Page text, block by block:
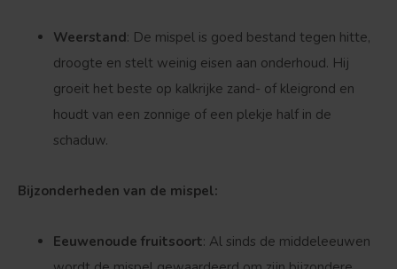
Weerstand: De mispel is goed bestand tegen hitte,
droogte en stelt weinig eisen aan onderhoud. Hij
groeit het beste op kalkrijke zand- of kleigrond en
houdt van een zonnige of een plekje half in de
schaduw.
Bijzonderheden van de mispel:
Eeuwenoude fruitsoort: Al sinds de middeleeuwen
Bolvorm Verspreide vorm